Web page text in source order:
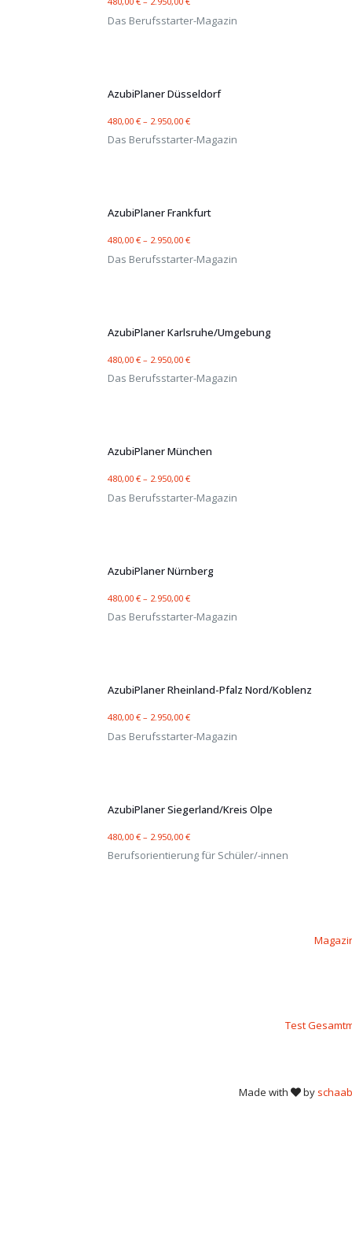
Das Berufsstarter-Magazin
AzubiPlaner Düsseldorf
480,00 € – 2.950,00 €
Das Berufsstarter-Magazin
AzubiPlaner Frankfurt
480,00 € – 2.950,00 €
Das Berufsstarter-Magazin
AzubiPlaner Karlsruhe/Umgebung
480,00 € – 2.950,00 €
Das Berufsstarter-Magazin
AzubiPlaner München
480,00 € – 2.950,00 €
Das Berufsstarter-Magazin
AzubiPlaner Nürnberg
480,00 € – 2.950,00 €
Das Berufsstarter-Magazin
AzubiPlaner Rheinland-Pfalz Nord/Koblenz
480,00 € – 2.950,00 €
Das Berufsstarter-Magazin
AzubiPlaner Siegerland/Kreis Olpe
480,00 € – 2.950,00 €
Berufsorientierung für Schüler/-innen
Test
Made with by